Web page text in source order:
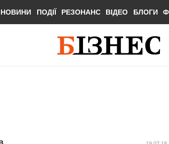
НОВИНИ ПОДІЇ РЕЗОНАНС ВІДЕО БЛОГИ